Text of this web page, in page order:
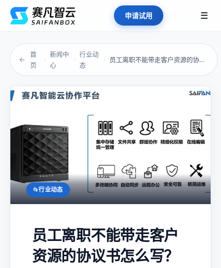
申请试用 ☰
←
首
页
›
新闻中
心
›
行业动
态
› 员工离职不能带走客户资源的协议书怎么写？
行业动态
员工离职不能带走客户
资源的协议书怎么写？